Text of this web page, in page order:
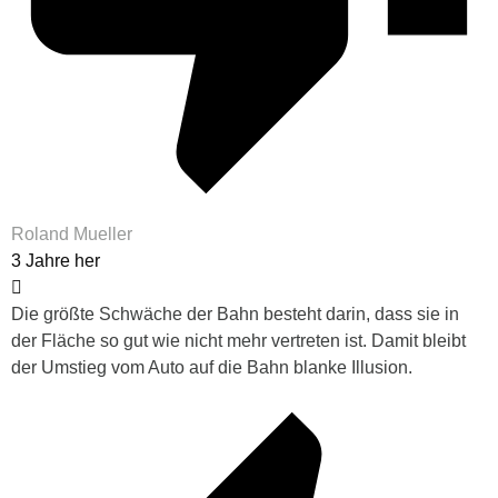
Roland Mueller
3 Jahre her
Die größte Schwäche der Bahn besteht darin, dass sie in
der Fläche so gut wie nicht mehr vertreten ist. Damit bleibt
der Umstieg vom Auto auf die Bahn blanke Illusion.